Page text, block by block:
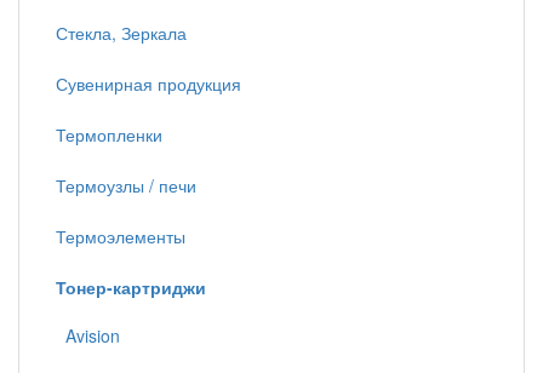
Стекла, Зеркала
Сувенирная продукция
Термопленки
Термоузлы / печи
Термоэлементы
Тонер-картриджи
Avision